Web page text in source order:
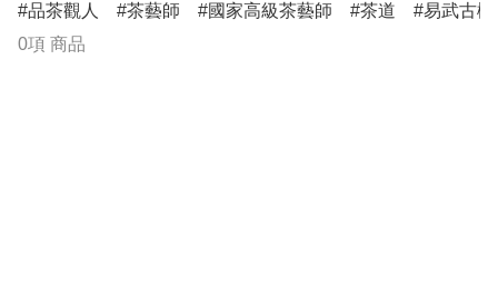
品茶觀人 茶藝師 國家高級茶藝師 茶道
易武古樹
0項 商品